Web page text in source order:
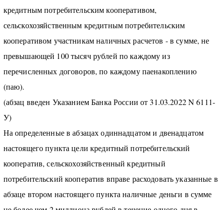
кредитным потребительским кооперативом,
сельскохозяйственным кредитным потребительским
кооперативом участникам наличных расчетов - в сумме, не
превышающей 100 тысяч рублей по каждому из
перечисленных договоров, по каждому паенакоплению
(паю).
(абзац введен Указанием Банка России от 31.03.2022 N 6111-
У)
На определенные в абзацах одиннадцатом и двенадцатом
настоящего пункта цели кредитный потребительский
кооператив, сельскохозяйственный кредитный
потребительский кооператив вправе расходовать указанные в
абзаце втором настоящего пункта наличные деньги в сумме